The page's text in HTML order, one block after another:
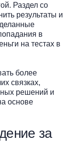
Раздел со
результаты и
в
на тестах в
более
связках,
решений и
основе
за